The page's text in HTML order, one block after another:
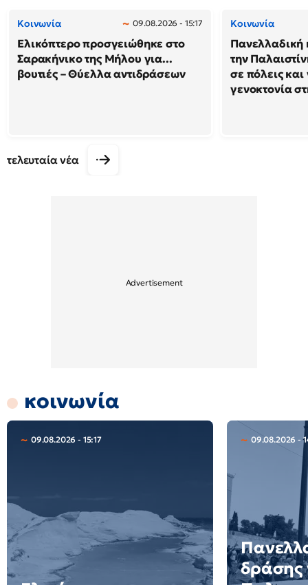
Κοινωνία 09.08.2026 - 15:17
Ελικόπτερο προσγειώθηκε στο
Σαρακήνικο της Μήλου για...
βουτιές – Θύελλα αντιδράσεων
Κοινωνία
Πανελλαδική
την
σε πόλεις και
γενοκτονία
τελευταία νέα
κοινωνία
09.08.2026 - 15:17 09.08.2026 -
δράσης